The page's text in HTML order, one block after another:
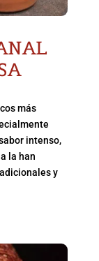
más
intenso,
la han
y